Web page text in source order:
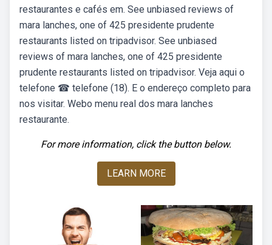
restaurantes e cafés em. See unbiased reviews of
mara lanches, one of 425 presidente prudente
restaurants listed on tripadvisor. See unbiased
reviews of mara lanches, one of 425 presidente
prudente restaurants listed on tripadvisor. Veja aqui o
telefone ☎ telefone (18). E o endereço completo para
nos visitar. Webo menu real dos mara lanches
restaurante.
For more information, click the button below.
LEARN MORE